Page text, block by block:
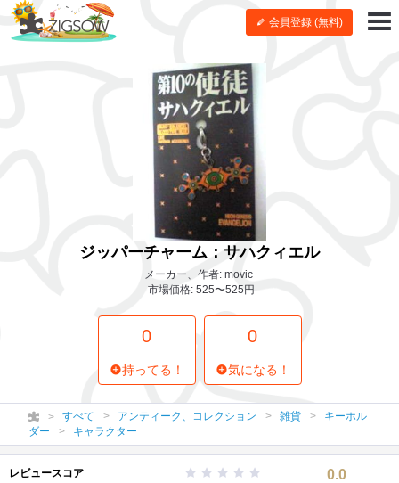
会員登録 (無料)
ジッパーチャーム：サハクィエル
メーカー、作者: movic
市場価格: 525〜525円
0
持ってる！
0
気になる！
すべて アンティーク、コレクション 雑貨
キーホル
ダー
キャラクター
レビュースコア 0.0